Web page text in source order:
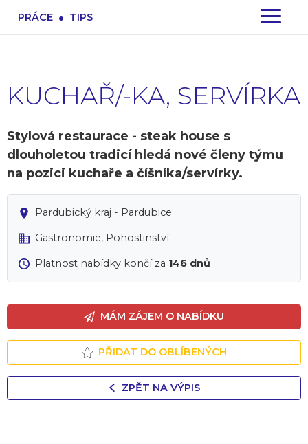
PRÁCE . TIPS
KUCHAŘ/-KA, SERVÍRKA
Stylová restaurace - steak house s
dlouholetou tradicí hledá nové členy týmu
na pozici kuchaře a číšníka/servírky.
Pardubický kraj - Pardubice
Gastronomie, Pohostinství
Platnost nabídky končí za 146 dnů
MÁM ZÁJEM O NABÍDKU
PŘIDAT DO OBLÍBENÝCH
ZPĚT NA VÝPIS